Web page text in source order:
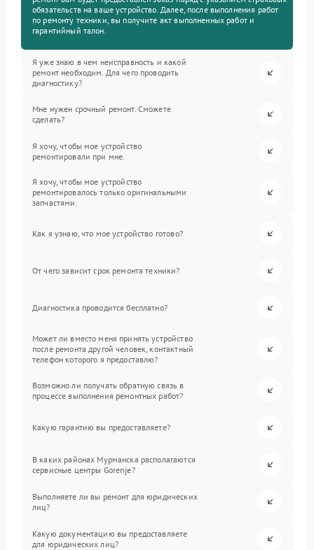
обязательств на ваше устройство. Далее, после выполнения работ
по ремонту техники, вы получите акт выполненных работ и
гарантийный талон.
Я уже знаю в чем неисправность и какой
ремонт необходим. Для чего проводить
диагностику?
Мне нужен срочный ремонт. Сможете
сделать?
Я хочу, чтобы мое устройство
ремонтировали при мне.
Я хочу, чтобы мое устройство
ремонтировалось только оригинальными
запчастями.
Как я узнаю, что мое устройство готово?
От чего зависит срок ремонта техники?
Диагностика проводится бесплатно?
Может ли вместо меня принять устройство
после ремонта другой человек, контактный
телефон которого я предоставлю?
Возможно ли получать обратную связь в
процессе выполнения ремонтных работ?
Какую гарантию вы предоставляете?
В каких районах Мурманска располагаются
сервисные центры Gorenje?
Выполняете ли вы ремонт для юридических
лиц?
Какую документацию вы предоставляете
для юридических лиц?